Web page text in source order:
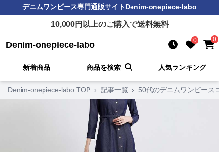
デニムワンピース専門通販サイトDenim-onepiece-labo
10,000円以上のご購入で送料無料
Denim-onepiece-labo 0 0
新着商品 商品を検索 人気ランキング
Denim-onepiece-labo TOP › 記事一覧 › 50代のデニムワンピース